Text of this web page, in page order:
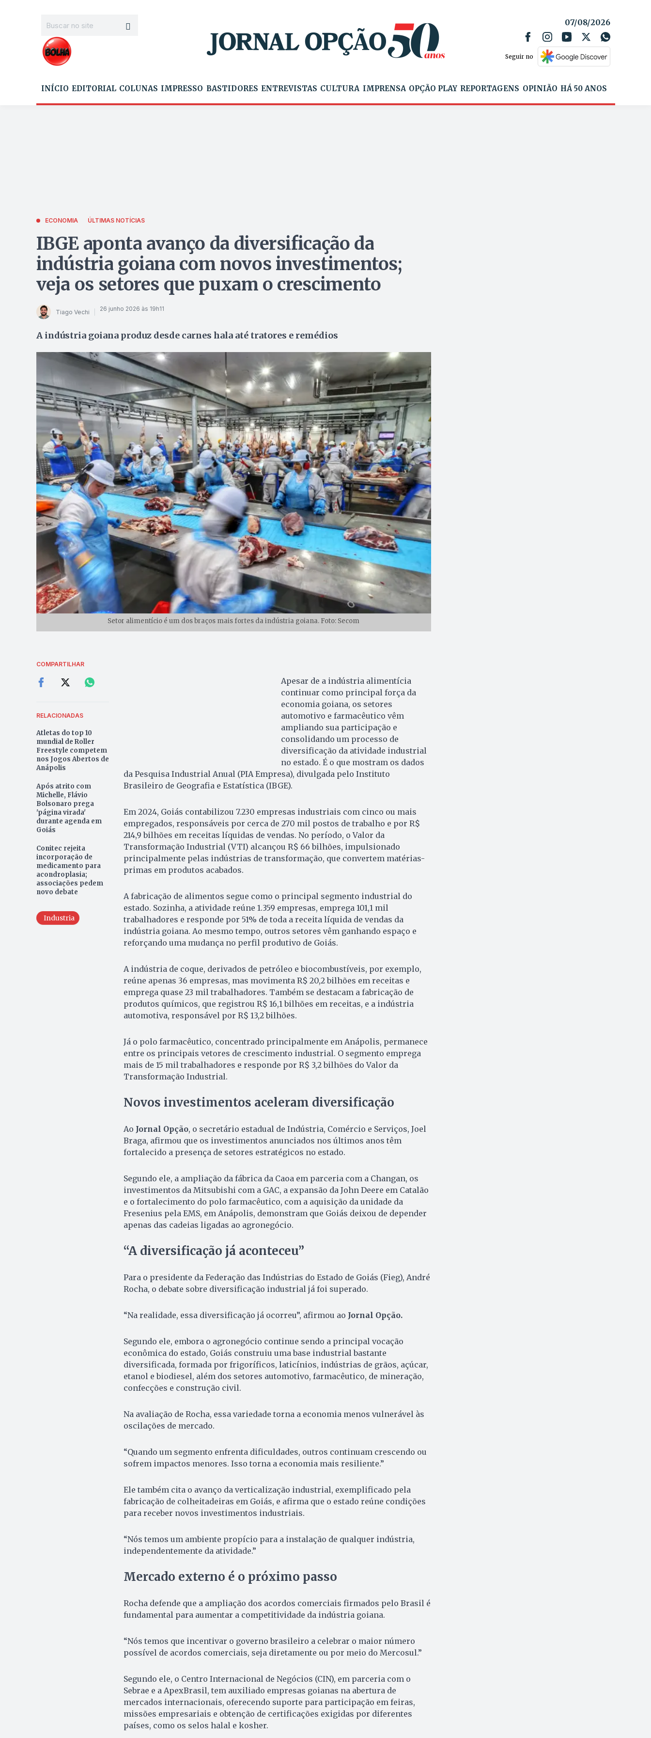
07/08/2026
Seguir no
INÍCIO EDITORIAL COLUNAS IMPRESSO BASTIDORES ENTREVISTAS CULTURA IMPRENSA OPÇÃO PLAY REPORTAGENS OPINIÃO HÁ 50 ANOS
ECONOMIA ÚLTIMAS NOTÍCIAS
IBGE aponta avanço da diversificação da
indústria goiana com novos investimentos;
veja os setores que puxam o crescimento
Tiago Vechi 26 junho 2026 às 19h11
A indústria goiana produz desde carnes hala até tratores e remédios
Setor alimentício é um dos braços mais fortes da indústria goiana. Foto: Secom
COMPARTILHAR
RELACIONADAS
Atletas do top 10
mundial de Roller
Freestyle competem
nos Jogos Abertos de
Anápolis
Após atrito com
Michelle, Flávio
Bolsonaro prega
'página virada'
durante agenda em
Goiás
Conitec rejeita
incorporação de
medicamento para
acondroplasia;
associações pedem
novo debate
Industria
Apesar de a indústria alimentícia
continuar como principal força da
economia goiana, os setores
automotivo e farmacêutico vêm
ampliando sua participação e
consolidando um processo de
diversificação da atividade industrial
no estado. É o que mostram os dados
da Pesquisa Industrial Anual (PIA Empresa), divulgada pelo Instituto
Brasileiro de Geografia e Estatística (IBGE).
Em 2024, Goiás contabilizou 7.230 empresas industriais com cinco ou mais
empregados, responsáveis por cerca de 270 mil postos de trabalho e por R$
214,9 bilhões em receitas líquidas de vendas. No período, o Valor da
Transformação Industrial (VTI) alcançou R$ 66 bilhões, impulsionado
principalmente pelas indústrias de transformação, que convertem matérias-
primas em produtos acabados.
A fabricação de alimentos segue como o principal segmento industrial do
estado. Sozinha, a atividade reúne 1.359 empresas, emprega 101,1 mil
trabalhadores e responde por 51% de toda a receita líquida de vendas da
indústria goiana. Ao mesmo tempo, outros setores vêm ganhando espaço e
reforçando uma mudança no perfil produtivo de Goiás.
A indústria de coque, derivados de petróleo e biocombustíveis, por exemplo,
reúne apenas 36 empresas, mas movimenta R$ 20,2 bilhões em receitas e
emprega quase 23 mil trabalhadores. Também se destacam a fabricação de
produtos químicos, que registrou R$ 16,1 bilhões em receitas, e a indústria
automotiva, responsável por R$ 13,2 bilhões.
Já o polo farmacêutico, concentrado principalmente em Anápolis, permanece
entre os principais vetores de crescimento industrial. O segmento emprega
mais de 15 mil trabalhadores e responde por R$ 3,2 bilhões do Valor da
Transformação Industrial.
Novos investimentos aceleram diversificação
Ao Jornal Opção, o secretário estadual de Indústria, Comércio e Serviços, Joel
Braga, afirmou que os investimentos anunciados nos últimos anos têm
fortalecido a presença de setores estratégicos no estado.
Segundo ele, a ampliação da fábrica da Caoa em parceria com a Changan, os
investimentos da Mitsubishi com a GAC, a expansão da John Deere em Catalão
e o fortalecimento do polo farmacêutico, com a aquisição da unidade da
Fresenius pela EMS, em Anápolis, demonstram que Goiás deixou de depender
apenas das cadeias ligadas ao agronegócio.
“A diversificação já aconteceu”
Para o presidente da Federação das Indústrias do Estado de Goiás (Fieg), André
Rocha, o debate sobre diversificação industrial já foi superado.
“Na realidade, essa diversificação já ocorreu”, afirmou ao Jornal Opção.
Segundo ele, embora o agronegócio continue sendo a principal vocação
econômica do estado, Goiás construiu uma base industrial bastante
diversificada, formada por frigoríficos, laticínios, indústrias de grãos, açúcar,
etanol e biodiesel, além dos setores automotivo, farmacêutico, de mineração,
confecções e construção civil.
Na avaliação de Rocha, essa variedade torna a economia menos vulnerável às
oscilações de mercado.
“Quando um segmento enfrenta dificuldades, outros continuam crescendo ou
sofrem impactos menores. Isso torna a economia mais resiliente.”
Ele também cita o avanço da verticalização industrial, exemplificado pela
fabricação de colheitadeiras em Goiás, e afirma que o estado reúne condições
para receber novos investimentos industriais.
“Nós temos um ambiente propício para a instalação de qualquer indústria,
independentemente da atividade.”
Mercado externo é o próximo passo
Rocha defende que a ampliação dos acordos comerciais firmados pelo Brasil é
fundamental para aumentar a competitividade da indústria goiana.
“Nós temos que incentivar o governo brasileiro a celebrar o maior número
possível de acordos comerciais, seja diretamente ou por meio do Mercosul.”
Segundo ele, o Centro Internacional de Negócios (CIN), em parceria com o
Sebrae e a ApexBrasil, tem auxiliado empresas goianas na abertura de
mercados internacionais, oferecendo suporte para participação em feiras,
missões empresariais e obtenção de certificações exigidas por diferentes
países, como os selos halal e kosher.